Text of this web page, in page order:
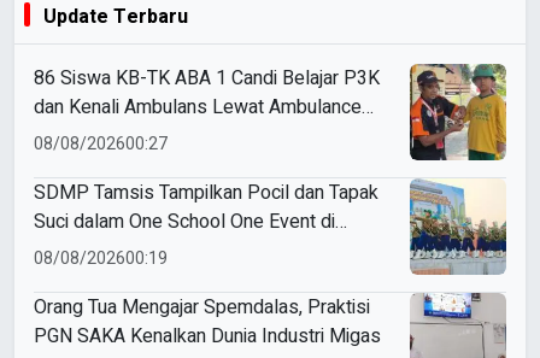
Update Terbaru
86 Siswa KB-TK ABA 1 Candi Belajar P3K
dan Kenali Ambulans Lewat Ambulance
Goes to Schools
08/08/202600:27
SDMP Tamsis Tampilkan Pocil dan Tapak
Suci dalam One School One Event di
Mojokerto
08/08/202600:19
Orang Tua Mengajar Spemdalas, Praktisi
PGN SAKA Kenalkan Dunia Industri Migas